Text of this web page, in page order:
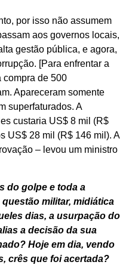
por isso não assumem
aos governos locais,
gestão pública, e agora,
[Para enfrentar a
compra de 500
Apareceram somente
superfaturados. A
custaria US$ 8 mil (R$
US$ 28 mil (R$ 146 mil). A
– levou um ministro
do golpe e toda a
militar, midiática
dias, a usurpação do
a decisão da sua
Hoje em dia, vendo
crês que foi acertada?